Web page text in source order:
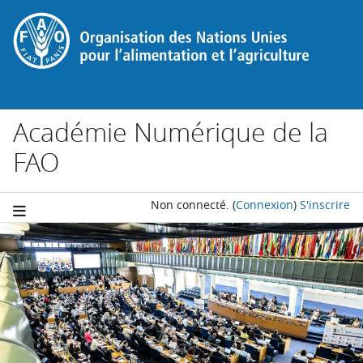
Passer au contenu principal
Académie Numérique de la
FAO
Non connecté. (Connexion) S'inscrire